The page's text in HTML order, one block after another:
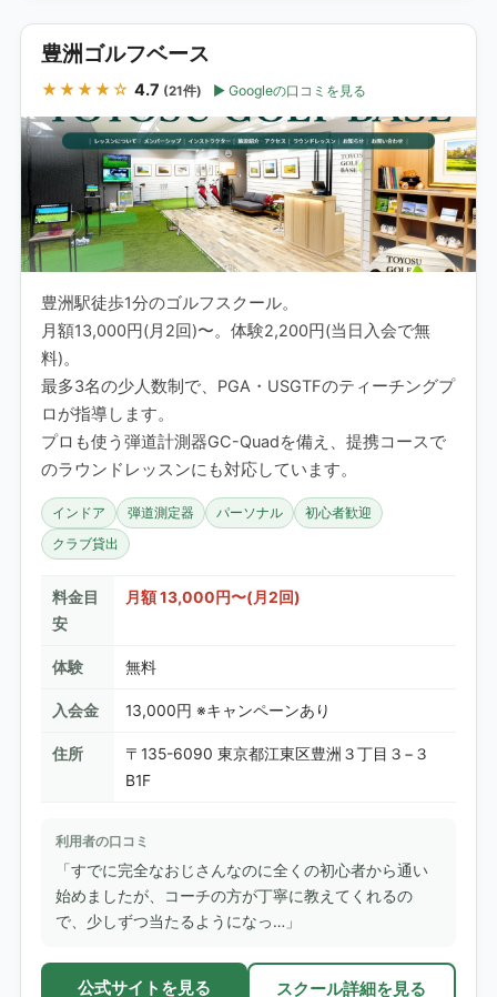
豊洲ゴルフベース
★★★★☆ 4.7 (21件) Googleの口コミを見る
豊洲駅徒歩1分のゴルフスクール。
月額13,000円(月2回)〜。体験2,200円(当日入会で無
料)。
最多3名の少人数制で、PGA・USGTFのティーチングプ
ロが指導します。
プロも使う弾道計測器GC-Quadを備え、提携コースで
のラウンドレッスンにも対応しています。
インドア 弾道測定器 パーソナル
初心者歓迎
クラブ貸出
料金目
安
月額 13,000円〜(月2回)
体験 無料
入会金 13,000円 ※キャンペーンあり
住所
〒135-6090 東京都江東区豊洲３丁目３−３
B1F
利用者の口コミ
「すでに完全なおじさんなのに全くの初心者から通い
始めましたが、コーチの方が丁寧に教えてくれるの
で、少しずつ当たるようになっ…」
公式サイトを見る スクール詳細を見る